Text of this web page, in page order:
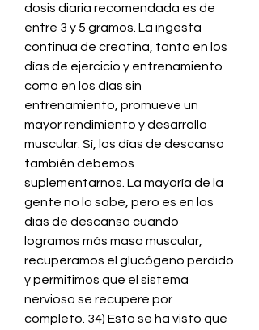
dosis diaria recomendada es de
entre 3 y 5 gramos. La ingesta
continua de creatina, tanto en los
días de ejercicio y entrenamiento
como en los días sin
entrenamiento, promueve un
mayor rendimiento y desarrollo
muscular. Sí, los días de descanso
también debemos
suplementarnos. La mayoría de la
gente no lo sabe, pero es en los
días de descanso cuando
logramos más masa muscular,
recuperamos el glucógeno perdido
y permitimos que el sistema
nervioso se recupere por
completo. 34) Esto se ha visto que